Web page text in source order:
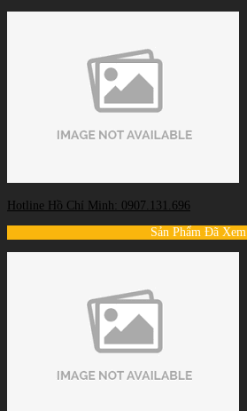
Hotline Hồ Chí Minh: 0907.131.696
Sản Phẩm Đã Xem